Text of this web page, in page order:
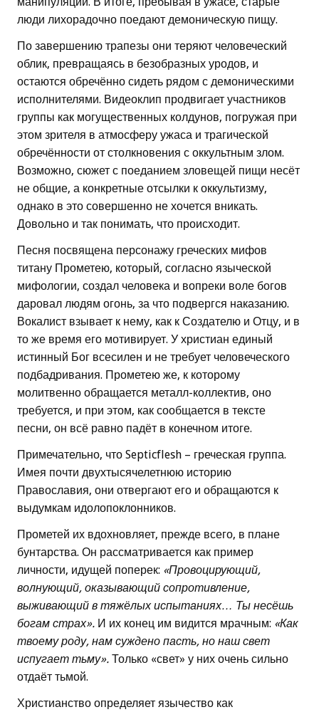
люди лихорадочно поедают демоническую пищу.
По завершению трапезы они теряют человеческий
облик, превращаясь в безобразных уродов, и
остаются обречённо сидеть рядом с демоническими
исполнителями. Видеоклип продвигает участников
группы как могущественных колдунов, погружая при
этом зрителя в атмосферу ужаса и трагической
обречённости от столкновения с оккультным злом.
Возможно, сюжет с поеданием зловещей пищи несёт
не общие, а конкретные отсылки к оккультизму,
однако в это совершенно не хочется вникать.
Довольно и так понимать, что происходит.
Песня посвящена персонажу греческих мифов
титану Прометею, который, согласно языческой
мифологии, создал человека и вопреки воле богов
даровал людям огонь, за что подвергся наказанию.
Вокалист взывает к нему, как к Создателю и Отцу, и в
то же время его мотивирует. У христиан единый
истинный Бог всесилен и не требует человеческого
подбадривания. Прометею же, к которому
молитвенно обращается металл-коллектив, оно
требуется, и при этом, как сообщается в тексте
песни, он всё равно падёт в конечном итоге.
Примечательно, что Septicflesh – греческая группа.
Имея почти двухтысячелетнюю историю
Православия, они отвергают его и обращаются к
выдумкам идолопоклонников.
Прометей их вдохновляет, прежде всего, в плане
бунтарства. Он рассматривается как пример
личности, идущей поперек: «Провоцирующий,
волнующий, оказывающий сопротивление,
выживающий в тяжёлых испытаниях… Ты несёшь
богам страх». И их конец им видится мрачным: «Как
твоему роду, нам суждено пасть, но наш свет
испугает тьму». Только «свет» у них очень сильно
отдаёт тьмой.
Христианство определяет язычество как